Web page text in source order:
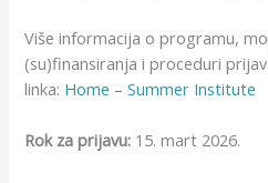
Više informacija o programu,
(su)finansiranja i proceduri
linka: Home – Summer Institute
Rok za prijavu: 15. mart 2026.